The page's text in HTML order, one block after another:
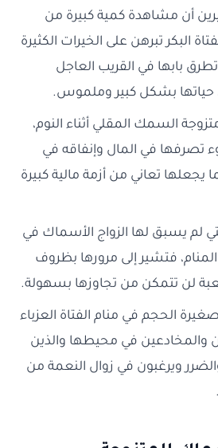
أن مشاهدة كمية كبيرة من
البكر تبرهن على الخيرات الكثيرة
تطرق بابها في القريب العاجل
بشكل كبير وملموس.
متزوجة السمك المقلي أثناء النوم،
تصرفها في المال وإنفاقه في
يجعلها تعاني من أزمة مالية كبيرة
لم يسبق لها الزواج الأسماك في
فتشير إلى مرورها بظروف
لن تتمكن من تجاوزها بسهولة.
الحجم في منام الفتاة العزباء
والمخادعين في محيطها والذين
ويرغبون في زوال النعمة من